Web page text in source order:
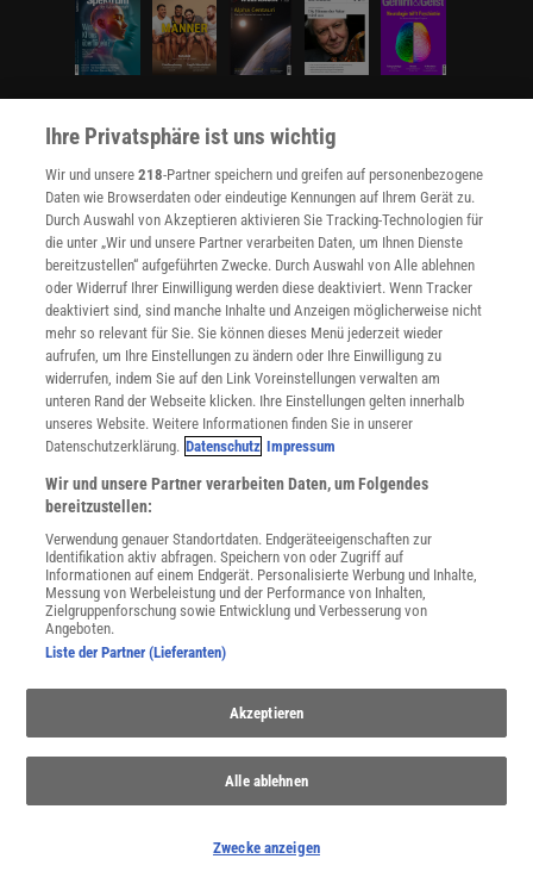
WEITERE NEUERSCHEINUNGEN SPEKTRUM SHOP
Spektrum.de-Newsletter abonnieren
JETZT ANMELDEN!
Sie können unsere Newsletter jederzeit wieder abbestellen. Infos zu unserem Umgang
mit Ihren personenbezogenen Daten finden Sie in unserer
Datenschutzerklärung
SERVICES
Kontakt
Im Handel kaufen
Presse
Verträge kündigen
INFO
Datenschutz
Ihre Privatsphäre ist uns wichtig
Wir und unsere218-Partner speichern und greifen auf personenbezogene
Daten wie Browserdaten oder eindeutige Kennungen auf Ihrem Gerät zu.
Durch Auswahl von Akzeptieren aktivieren Sie Tracking-Technologien für
die unter „Wir und unsere Partner verarbeiten Daten, um Ihnen Dienste
bereitzustellen“ aufgeführten Zwecke. Durch Auswahl von Alle ablehnen
oder Widerruf Ihrer Einwilligung werden diese deaktiviert. Wenn Tracker
deaktiviert sind, sind manche Inhalte und Anzeigen möglicherweise nicht
mehr so relevant für Sie. Sie können dieses Menü jederzeit wieder
aufrufen, um Ihre Einstellungen zu ändern oder Ihre Einwilligung zu
widerrufen, indem Sie auf den Link Voreinstellungen verwalten am
unteren Rand der Webseite klicken. Ihre Einstellungen gelten innerhalb
unseres Website. Weitere Informationen finden Sie in unserer
Datenschutzerklärung. Datenschutz Impressum
Wir und unsere Partner verarbeiten Daten, um Folgendes
bereitzustellen:
Verwendung genauer Standortdaten. Endgeräteeigenschaften zur
Identifikation aktiv abfragen. Speichern von oder Zugriff auf
Informationen auf einem Endgerät. Personalisierte Werbung und Inhalte,
Messung von Werbeleistung und der Performance von Inhalten,
Zielgruppenforschung sowie Entwicklung und Verbesserung von
Angeboten.
Liste der Partner (Lieferanten)
Akzeptieren
Alle ablehnen
Zwecke anzeigen